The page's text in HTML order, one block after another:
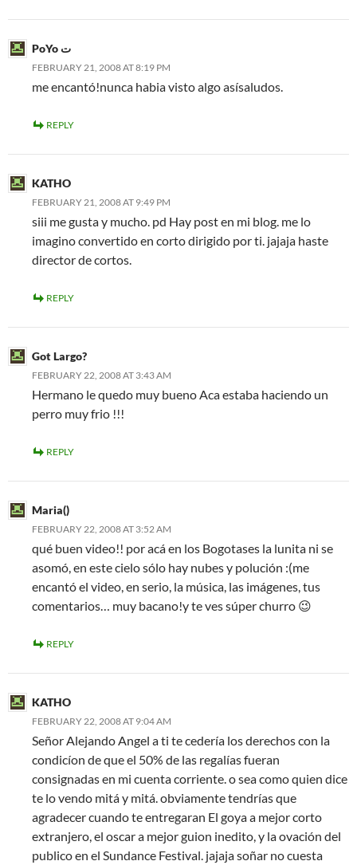
PoYo ت
FEBRUARY 21, 2008 AT 8:19 PM
me encantó!nunca habia visto algo asísaludos.
REPLY
KATHO
FEBRUARY 21, 2008 AT 9:49 PM
siii me gusta y mucho. pd Hay post en mi blog. me lo
imagino convertido en corto dirigido por ti. jajaja haste
director de cortos.
REPLY
Got Largo?
FEBRUARY 22, 2008 AT 3:43 AM
Hermano le quedo muy bueno Aca estaba haciendo un
perro muy frio !!!
REPLY
Maria()
FEBRUARY 22, 2008 AT 3:52 AM
qué buen video!! por acá en los Bogotases la lunita ni se
asomó, en este cielo sólo hay nubes y polución :(me
encantó el video, en serio, la música, las imágenes, tus
comentarios… muy bacano!y te ves súper churro 😉
REPLY
KATHO
FEBRUARY 22, 2008 AT 9:04 AM
Señor Alejando Angel a ti te cedería los derechos con la
condicíon de que el 50% de las regalías fueran
consignadas en mi cuenta corriente. o sea como quien dice
te lo vendo mitá y mitá. obviamente tendrías que
agradecer cuando te entregaran El goya a mejor corto
extranjero, el oscar a mejor guion inedito, y la ovación del
publico en el Sundance Festival. jajaja soñar no cuesta